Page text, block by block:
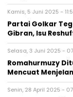
Kamis, 5 Juni 2025 -
Partai Golkar
Gibran, Isu
Selasa, 3 Juni 2025 -
Romahurmuzy
Mencuat
Senin, 28 April 2025 -